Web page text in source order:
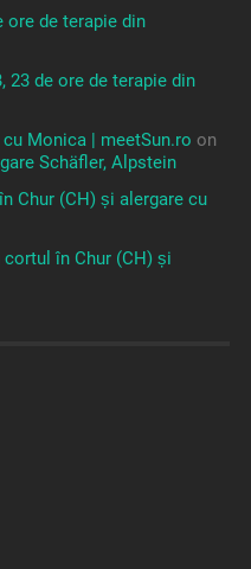
ore de terapie din
23 de ore de terapie din
Monica | meetSun.ro on
Schäfler, Alpstein
Chur (CH) și alergare cu
cortul în Chur (CH) și